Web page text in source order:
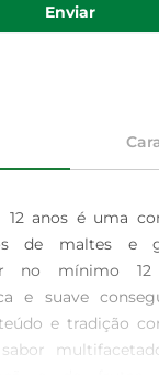
Enviar
12 anos é uma
de maltes e
no mínimo 12
e suave
e tradição